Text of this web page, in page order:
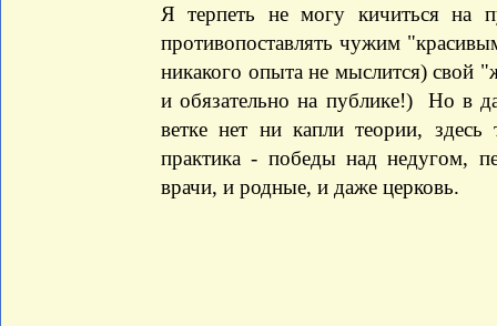
Я терпеть не могу кичиться на
противопоставлять чужим
никакого опыта не мыслится)
и обязательно на публике!) Но в
ветке нет ни капли теории,
практика - победы над недугом,
врачи, и родные, и даже церковь.